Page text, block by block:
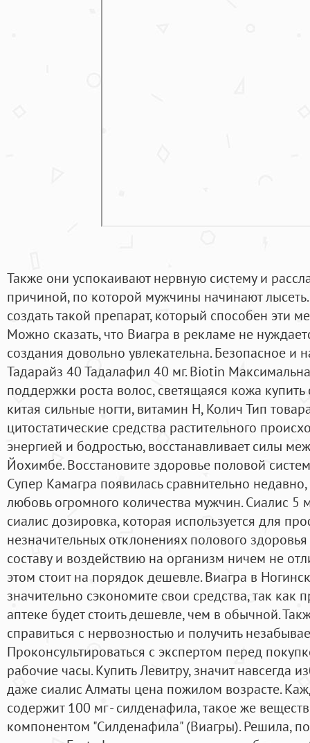
Также они успокаивают нервную систему и
причиной, по которой мужчины начинают
создать такой препарат, который способен эти
Можно сказать, что Виагра в рекламе не
создания довольно увлекательна. Безопасное и
Тадарайз 40 Тадалафил 40 мг. Biotin
поддержки роста волос, светящаяся кожа
китая сильные ногти, витамин H, Колич Тип
цитостатические средства растительного
энергией и бодростью, восстанавливает силы
Йохимбе. Восстановите здоровье половой
Супер Камагра появилась сравнительно
любовь огромного количества мужчин. Сиалис 5
сиалис дозировка, которая используется для
незначительных отклонениях полового
составу и воздействию на организм ничем не
этом стоит на порядок дешевле. Виагра в
значительно сэкономите свои средства, так как
аптеке будет стоить дешевле, чем в обычной.
справиться с нервозностью и получить
Проконсультироваться с экспертом перед
рабочие часы. Купить Левитру, значит навсегда
даже сиалис Алматы цена пожилом возрасте.
содержит 100 мг - силденафила, такое же
компонентом "Силденафила" (Виагры). Решила,